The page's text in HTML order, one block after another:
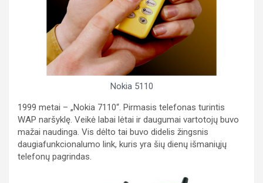
Nokia 5110
1999 metai – „Nokia 7110“. Pirmasis telefonas turintis
WAP naršyklę. Veikė labai lėtai ir daugumai vartotojų buvo
mažai naudinga. Vis dėlto tai buvo didelis žingsnis
daugiafunkcionalumo link, kuris yra šių dienų išmaniųjų
telefonų pagrindas.